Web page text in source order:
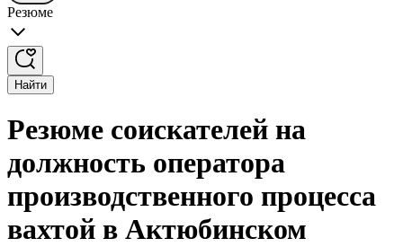
Резюме
Найти
Резюме соискателей на
должность оператора
производственного процесса
вахтой в Актюбинском